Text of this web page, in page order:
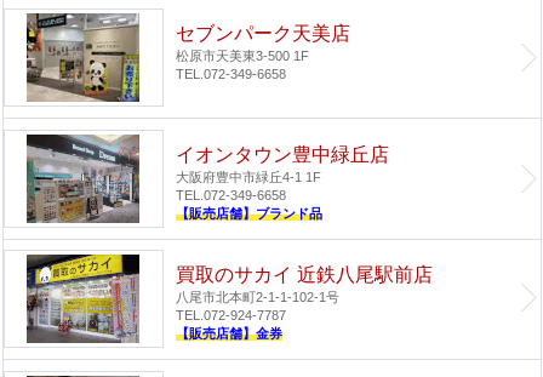
セブンパーク天美店
松原市天美東3-500 1F
TEL.072-349-6658
イオンタウン豊中緑丘店
大阪府豊中市緑丘4-1 1F
TEL.072-349-6658
【販売店舗】ブランド品
買取のサカイ 近鉄八尾駅前店
八尾市北本町2-1-1-102-1号
TEL.072-924-7787
【販売店舗】金券